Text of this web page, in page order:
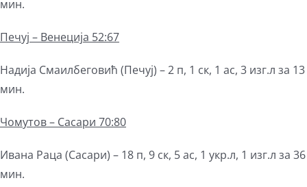
мин.
Печуј – Венеција 52:67
Надија Смаилбеговић (Печуј) – 2 п, 1 ск, 1 ас, 3 изг.л за 13
мин.
Чомутов – Сасари 70:80
Ивана Раца (Сасари) – 18 п, 9 ск, 5 ас, 1 укр.л, 1 изг.л за 36
мин.